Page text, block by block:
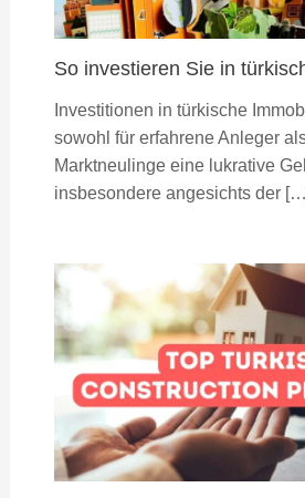
So investieren Sie in
Investitionen in türkische
sowohl für erfahrene Anleger
Marktneulinge eine lukrative
insbesondere angesichts der […]